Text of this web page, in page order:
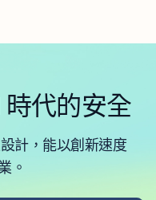
代的安全
計，能以創新速度
。